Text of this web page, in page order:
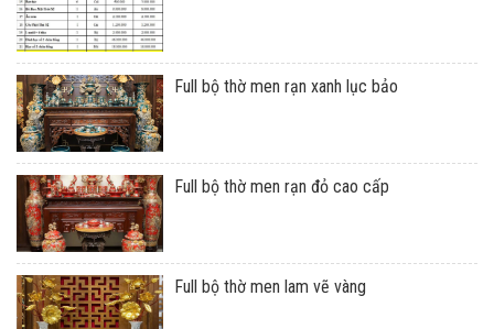
Full bộ thờ men rạn xanh lục bảo
Full bộ thờ men rạn đỏ cao cấp
Full bộ thờ men lam vẽ vàng